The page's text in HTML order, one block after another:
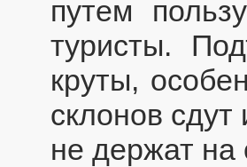
путем
туристы.
круты,
склонов
не держат на